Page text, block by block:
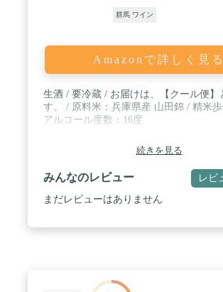
群馬 ワイン
Amazonで詳しく見る
生酒 / 要冷蔵 / お届けは、【クール便】
す。 / 原料米：兵庫県産 山田錦 / 精米
アルコール度数：16度
続きを見る
みんなのレビュー レビ
まだレビューはありません